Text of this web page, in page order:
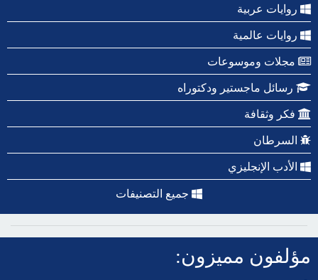
روايات عربية
روايات عالمية
مجلات وموسوعات
رسائل ماجستير ودكتوراه
فكر وثقافة
السرطان
الأدب الإنجليزي
جميع التصنيفات
مؤلفون مميزون: